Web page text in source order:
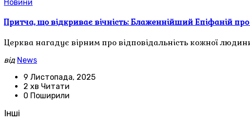
Новини
Притча, що відкриває вічність: Блаженнійший Епіфаній
Церква нагадує вірним про відповідальність кожної
від News
9 Листопада, 2025
2 хв Читати
0 Поширили
Інші